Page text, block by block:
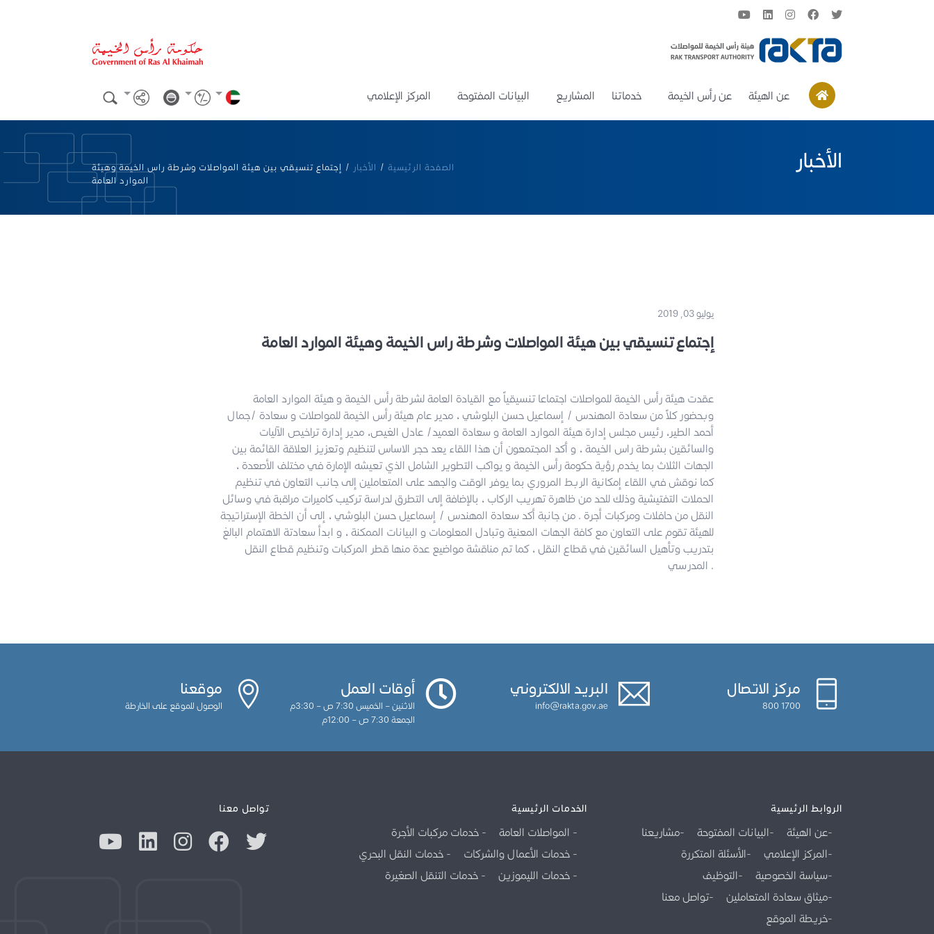
عن الهيئة عن رأس الخيمة خدماتنا المشاريع البيانات المفتوحة المركز الإعلامي
الأخبار الصفحة الرئيسية / الأخبار / إجتماع تنسيقي بين هيئة المواصلات وشرطة راس الخيمة وهيئة
الموارد العامة
يوليو 03, 2019
إجتماع تنسيقي بين هيئة المواصلات وشرطة راس الخيمة وهيئة الموارد العامة
عقدت هيئة رأس الخيمة للمواصلات اجتماعا تنسيقياً مع القيادة العامة لشرطة رأس الخيمة و هيئة الموارد العامة
وبحضور كلاً من سعادة المهندس / إسماعيل حسن البلوشي ، مدير عام هيئة رأس الخيمة للمواصلات و سعادة /جمال
أحمد الطير، رئيس مجلس إدارة هيئة الموارد العامة و سعادة العميد/ عادل الغيص، مدير إدارة تراخيص الآليات
والسائقين بشرطة راس الخيمة ، و أكد المجتمعون أن هذا اللقاء يعد حجر الاساس لتنظيم وتعزيز العلاقة القائمة بين
الجهات الثلاث بما يخدم رؤية حكومة رأس الخيمة و يواكب التطوير الشامل الذي تعيشه الإمارة في مختلف الأصعدة ،
كما نوقش في اللقاء إمكانية الربط المروري بما يوفر الوقت والجهد على المتعاملين إلى جانب التعاون في تنظيم
الحملات التفتيشية وذلك للحد من ظاهرة تهريب الركاب ، بالإضافة إلى التطرق لدراسة تركيب كاميرات مراقبة في وسائل
النقل من حافلات ومركبات أجرة . من جانبة أكد سعادة المهندس / إسماعيل حسن البلوشي ، إلى أن الخطة الإستراتيجة
للهيئة تقوم على التعاون مع كافة الجهات المعنية وتبادل المعلومات و البيانات الممكنة ، و ابدأ سعادتة الاهتمام البالغ
بتدريب وتأهيل السائقين في قطاع النقل ، كما تم مناقشة مواضيع عدة منها قطر المركبات وتنظيم قطاع النقل
المدرسي .
مركز الاتصال
1700 800
البريد الالكتروني
info@rakta.gov.ae
أوقات العمل
الاثنين – الخميس 7:30 ص – 3:30م
الجمعة 7:30 ص – 12:00م
موقعنا
الوصول للموقع على الخارطة
الروابط الرئيسية
عن الهيئة البيانات المفتوحة
مشاريعنا
المركز الإعلامي
الأسئلة المتكررة
سياسة الخصوصية
التوظيف
ميثاق سعادة المتعاملين
تواصل معنا
خريطة الموقع
الخدمات الرئيسية
المواصلات العامة
خدمات مركبات الأجرة
خدمات الأعمال والشركات
خدمات النقل البحري
خدمات الليموزين
خدمات التنقل الصغيرة
تواصل معنا